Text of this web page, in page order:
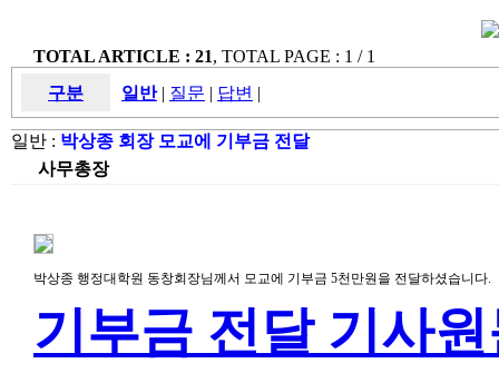
TOTAL ARTICLE : 21, TOTAL PAGE : 1 / 1
구분
일반 | 질문 | 답변 |
일반 : 박상종 회장 모교에 기부금 전달
사무총장
박상종 행정대학원 동창회장님께서 모교에 기부금 5천만원을 전달하셨습니다.
기부금 전달 기사